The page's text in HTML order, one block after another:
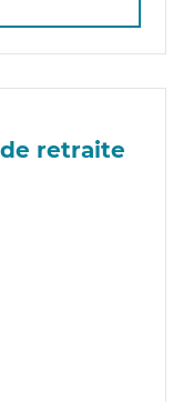
de retraite